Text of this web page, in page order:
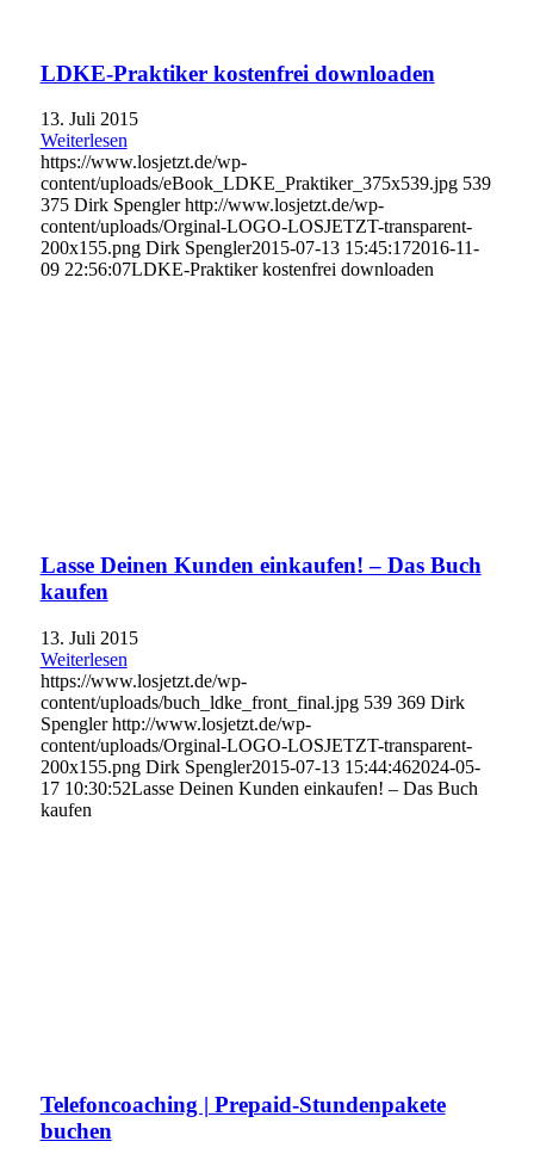
LDKE-Praktiker kostenfrei downloaden
13. Juli 2015
Weiterlesen
https://www.losjetzt.de/wp-
content/uploads/eBook_LDKE_Praktiker_375x539.jpg 539
375 Dirk Spengler http://www.losjetzt.de/wp-
content/uploads/Orginal-LOGO-LOSJETZT-transparent-
200x155.png Dirk Spengler2015-07-13 15:45:172016-11-
09 22:56:07LDKE-Praktiker kostenfrei downloaden
Lasse Deinen Kunden einkaufen! – Das Buch
kaufen
13. Juli 2015
Weiterlesen
https://www.losjetzt.de/wp-
content/uploads/buch_ldke_front_final.jpg 539 369 Dirk
Spengler http://www.losjetzt.de/wp-
content/uploads/Orginal-LOGO-LOSJETZT-transparent-
200x155.png Dirk Spengler2015-07-13 15:44:462024-05-
17 10:30:52Lasse Deinen Kunden einkaufen! – Das Buch
kaufen
Telefoncoaching | Prepaid-Stundenpakete
buchen